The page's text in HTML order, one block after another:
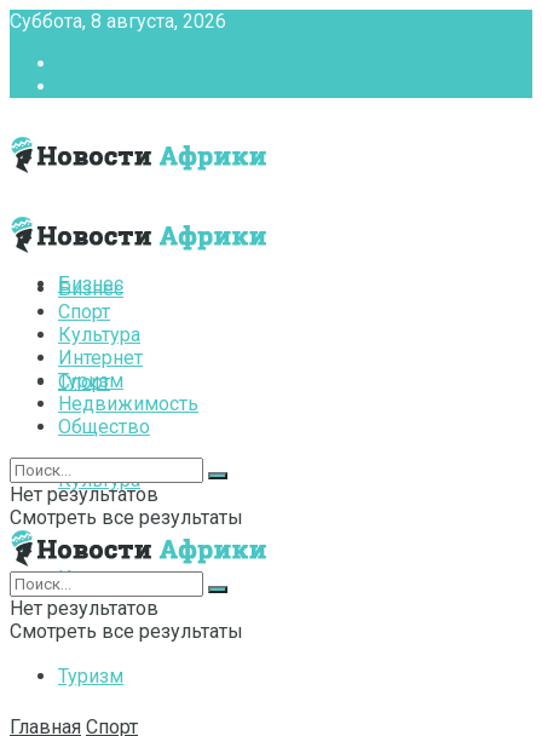
Суббота, 8 августа, 2026
Бизнес
Спорт
Культура
Интернет
Туризм
Бизнес
Спорт
Культура
Интернет
Туризм
Недвижимость
Общество
Нет результатов
Смотреть все результаты
Нет результатов
Смотреть все результаты
Главная Спорт